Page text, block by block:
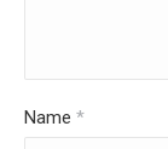
Name *